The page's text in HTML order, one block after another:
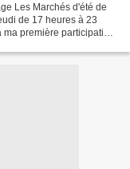
Les Marchés d'été de
de 17 heures à 23
première participation,